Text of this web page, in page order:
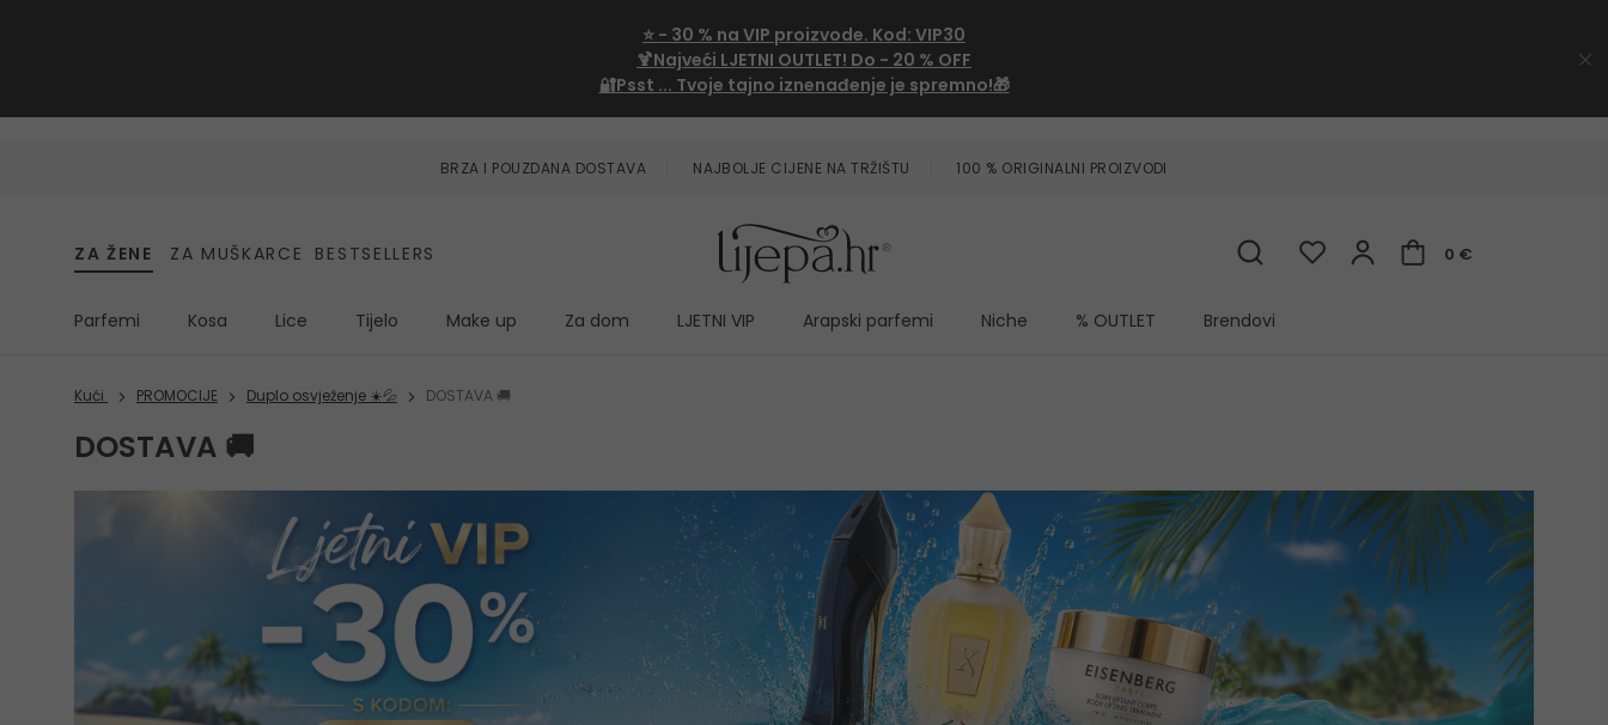
⭐ - 30 % na VIP proizvode. Kod: VIP30
🍹Najveći LJETNI OUTLET! Do - 20 % OFF
🔐Psst ... Tvoje tajno iznenađenje je spremno!🎁
BRZA I POUZDANA DOSTAVA NAJBOLJE CIJENE NA TRŽIŠTU 100 % ORIGINALNI PROIZVODI
ZA ŽENE ZA MUŠKARCE BESTSELLERS 0 €
Parfemi Kosa Lice Tijelo Make up Za dom LJETNI VIP Arapski parfemi Niche % OUTLET Brendovi
Kući PROMOCIJE Duplo osvježenje ☀️💦 DOSTAVA 🚚
DOSTAVA 🚚